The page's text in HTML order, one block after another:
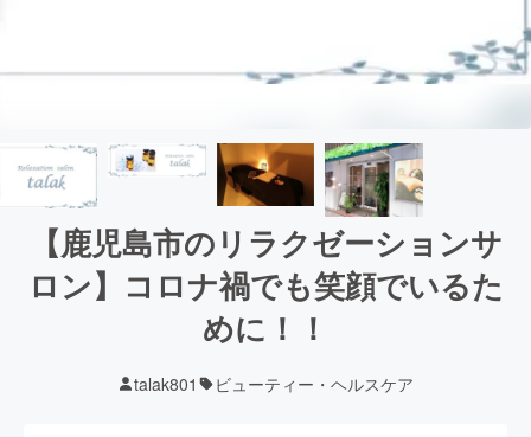
【鹿児島市のリラクゼーションサ
ロン】コロナ禍でも笑顔でいるた
めに！！
talak801 ビューティー・ヘルスケア